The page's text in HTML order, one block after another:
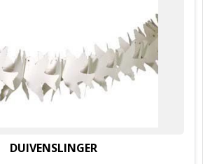
DUIVENSLINGER